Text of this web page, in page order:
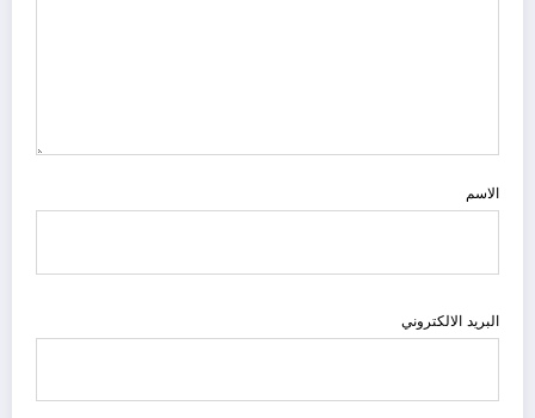
الاسم
البريد الالكتروني